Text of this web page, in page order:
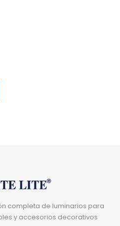
completa de luminarios para
y accesorios decorativos